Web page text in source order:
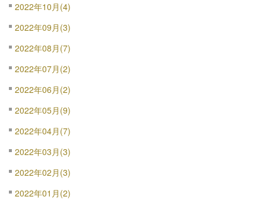
2022年10月(4)
2022年09月(3)
2022年08月(7)
2022年07月(2)
2022年06月(2)
2022年05月(9)
2022年04月(7)
2022年03月(3)
2022年02月(3)
2022年01月(2)